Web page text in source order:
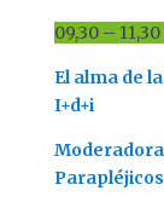
09,30 –
El alma de
I+d+i
Parapléjicos